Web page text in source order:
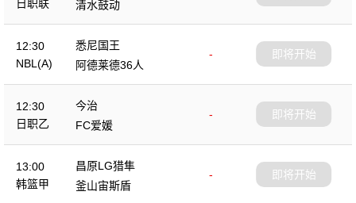
日职联
清水鼓动
12:30
NBL(A)
悉尼国王
-
阿德莱德36人
即将开始
12:30
日职乙
今治
-
FC爱媛
即将开始
13:00
韩篮甲
昌原LG猎隼
-
釜山宙斯盾
即将开始